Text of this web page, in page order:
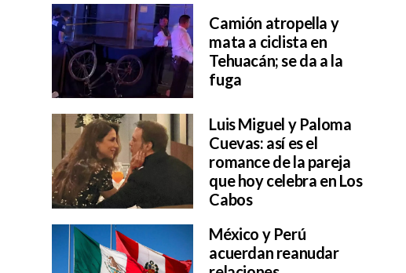
Camión atropella y
mata a ciclista en
Tehuacán; se da a la
fuga
Luis Miguel y Paloma
Cuevas: así es el
romance de la pareja
que hoy celebra en Los
Cabos
México y Perú
acuerdan reanudar